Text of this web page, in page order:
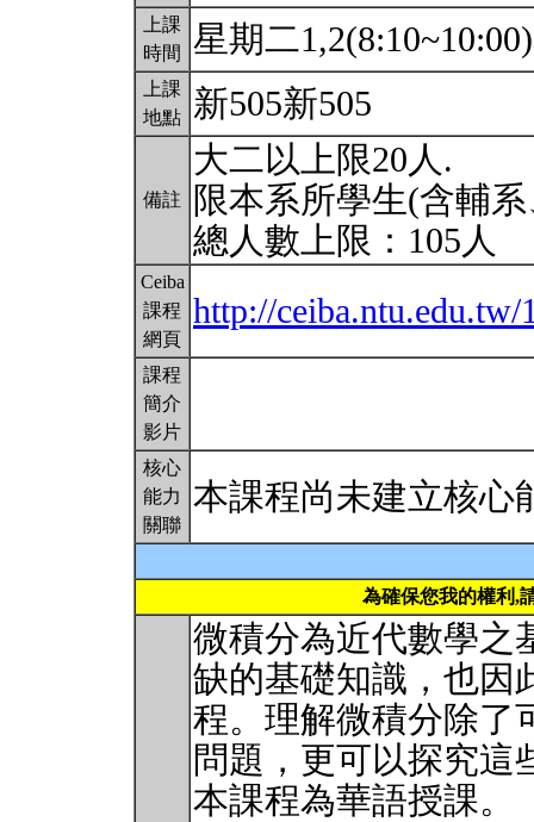
上課
時間
星期二
上課
地點
新505新505
備註
大二以上限20人.
限本系所學生(含輔
總人數上限：105人
Ceiba
課程
網頁
http://
課程
簡介
影片
核心
能力
關聯
本課程尚未建立核心
為確保您我的權利,
微積分為近代數學之
缺的基礎知識，也因
程。理解微積分除了
問題，更可以探究這
本課程為華語授課。